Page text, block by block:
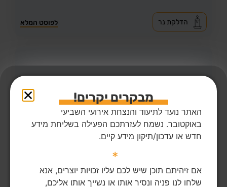
לפוסט המלא הדלקת נר
מבקרים יקרים!
האתר נועד לתיעוד והנצחת אירועי השביעי
באוקטובר. נשמח לעזרתכם הפעילה בשליחת מידע
חדש או עדכון/תיקון מידע קיים.
*
אם זיהיתם תוכן שיש לכם עליו זכויות יוצרים, אנא
שלחו לנו פניה ונסיר אותו או נשייך אותו אליכם,